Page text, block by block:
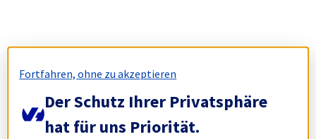
Fortfahren, ohne zu akzeptieren
Der Schutz Ihrer Privatsphäre
hat für uns Priorität.